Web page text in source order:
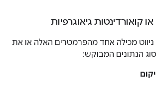
קואורדינטות גיאוגרפיות
מכילה אחד מהפרמטרים האלה או את
הנתונים המבוקש: